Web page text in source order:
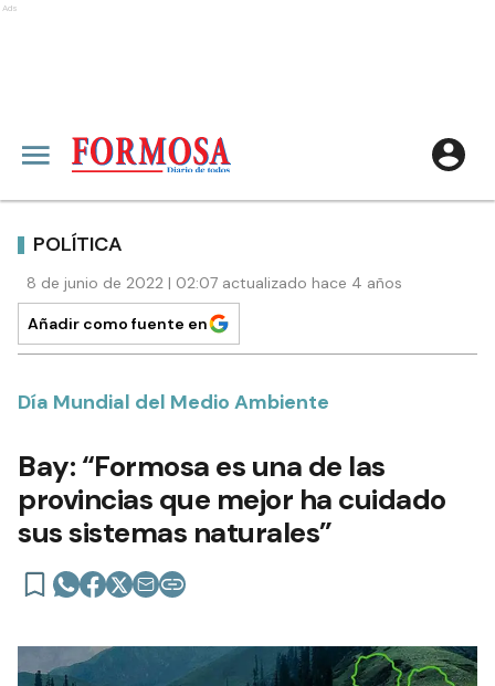
Ads
POLÍTICA
8 de junio de 2022 | 02:07 actualizado hace 4 años
Añadir como fuente en
Día Mundial del Medio Ambiente
Bay: “Formosa es una de las
provincias que mejor ha cuidado
sus sistemas naturales”